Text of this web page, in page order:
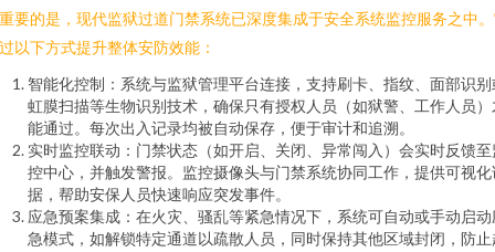
要的是，现代监狱过道门禁系统已深度集成于安全系统监控服务之中
以下方式提升整体安防效能：
智能化控制：系统与监狱管理平台连接，支持刷卡、指纹、面部识别
虹膜扫描等生物识别技术，确保只有授权人员（如狱警、工作人员）
能通过。每次出入记录均被自动保存，便于审计和追溯。
实时监控联动：门禁状态（如开启、关闭、异常闯入）会实时反馈至
控中心，并触发警报。监控摄像头与门禁系统协同工作，提供可视化
据，帮助安保人员快速响应突发事件。
应急预案集成：在火灾、骚乱等紧急情况下，系统可自动或手动启动
急模式，如解锁特定通道以疏散人员，同时保持其他区域封闭，防止